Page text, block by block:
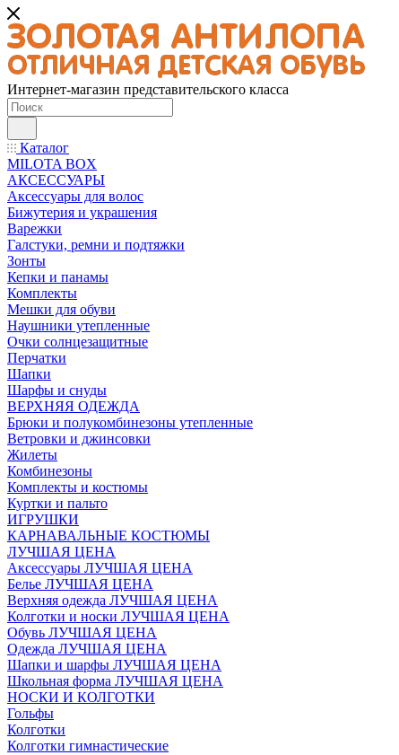
Интернет-магазин представительского класса
Каталог
MILOTA BOX
АКСЕССУАРЫ
Аксессуары для волос
Бижутерия и украшения
Варежки
Галстуки, ремни и подтяжки
Зонты
Кепки и панамы
Комплекты
Мешки для обуви
Наушники утепленные
Очки солнцезащитные
Перчатки
Шапки
Шарфы и снуды
ВЕРХНЯЯ ОДЕЖДА
Брюки и полукомбинезоны утепленные
Ветровки и джинсовки
Жилеты
Комбинезоны
Комплекты и костюмы
Куртки и пальто
ИГРУШКИ
КАРНАВАЛЬНЫЕ КОСТЮМЫ
ЛУЧШАЯ ЦЕНА
Аксессуары ЛУЧШАЯ ЦЕНА
Белье ЛУЧШАЯ ЦЕНА
Верхняя одежда ЛУЧШАЯ ЦЕНА
Колготки и носки ЛУЧШАЯ ЦЕНА
Обувь ЛУЧШАЯ ЦЕНА
Одежда ЛУЧШАЯ ЦЕНА
Шапки и шарфы ЛУЧШАЯ ЦЕНА
Школьная форма ЛУЧШАЯ ЦЕНА
НОСКИ И КОЛГОТКИ
Гольфы
Колготки
Колготки гимнастические